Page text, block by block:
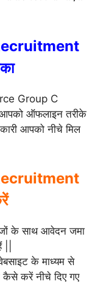
Group C
ऑफलाइन तरीके
आपको नीचे मिल
के साथ आवेदन जमा
के माध्यम से
करें नीचे दिए गए